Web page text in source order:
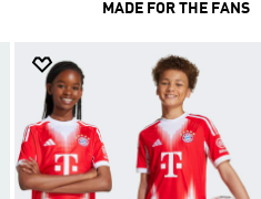
MADE FOR THE FANS